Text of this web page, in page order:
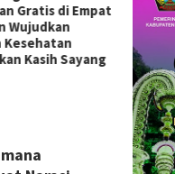
Targetkan